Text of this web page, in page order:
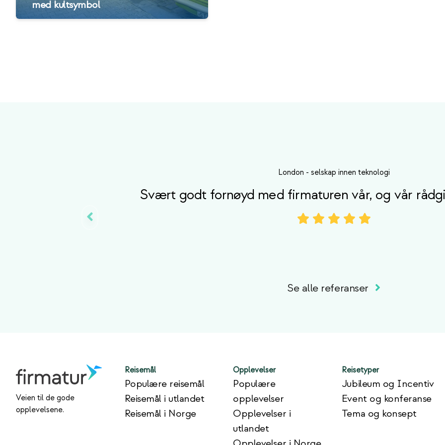
med kultsymbol
London - selskap innen teknologi
Svært godt fornøyd med firmaturen vår, og vår
Se alle referanser
Veien til de gode
opplevelsene.
Reisemål
Populære reisemål
Reisemål i utlandet
Reisemål i Norge
Opplevelser
Populære
opplevelser
Opplevelser i
utlandet
Reisetyper
Jubileum og Incentiv
Event og konferanse
Tema og konsept